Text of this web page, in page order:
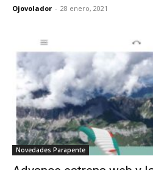
Ojovolador - 28 enero, 2021
Novedades Parapente